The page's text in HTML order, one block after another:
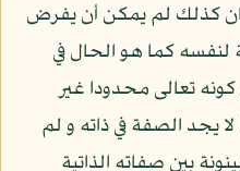
كذلك لم يمكن أن يفرض
كما هو الحال في
كونه تعالى محدودا غير
يجد الصفة في ذاته و لم
بين صفاته الذاتية